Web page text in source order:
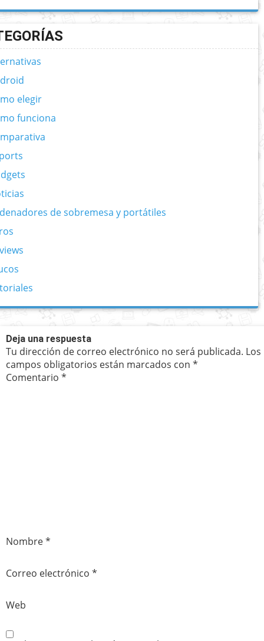
elegir
funciona
de sobremesa y portátiles
Deja una respuesta
Tu dirección de correo electrónico no será publicada. Los
campos obligatorios están marcados con *
Comentario *
Nombre*
Correo electrónico *
Web